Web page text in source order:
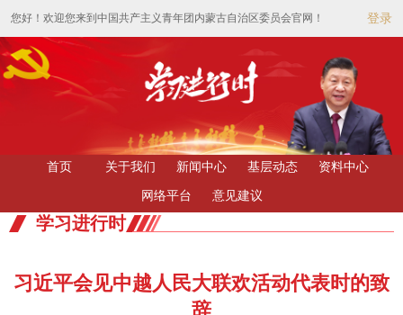
您好！欢迎您来到中国共产主义青年团内蒙古自治区委员会官网！ 登录
首页 关于我们 新闻中心 基层动态 资料中心
网络平台 意见建议
学习进行时
习近平会见中越人民大联欢活动代表时的致
辞